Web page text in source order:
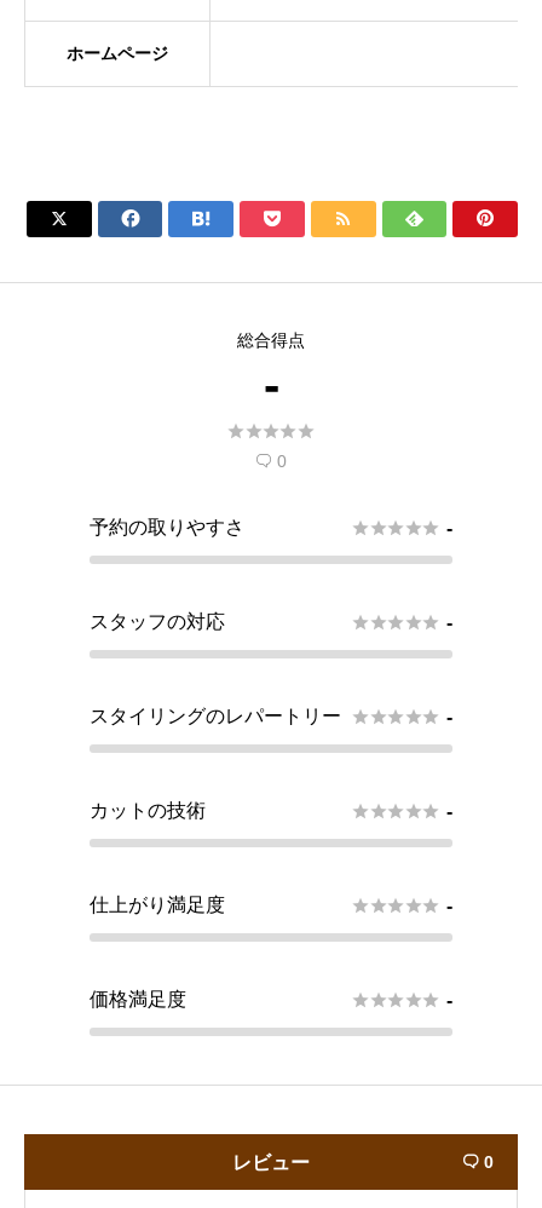
ホームページ
      
総合得点
-

 0
予約の取りやすさ  -
スタッフの対応  -
スタイリングのレパートリー  -
カットの技術  -
仕上がり満足度  -
価格満足度  -
レビュー  0